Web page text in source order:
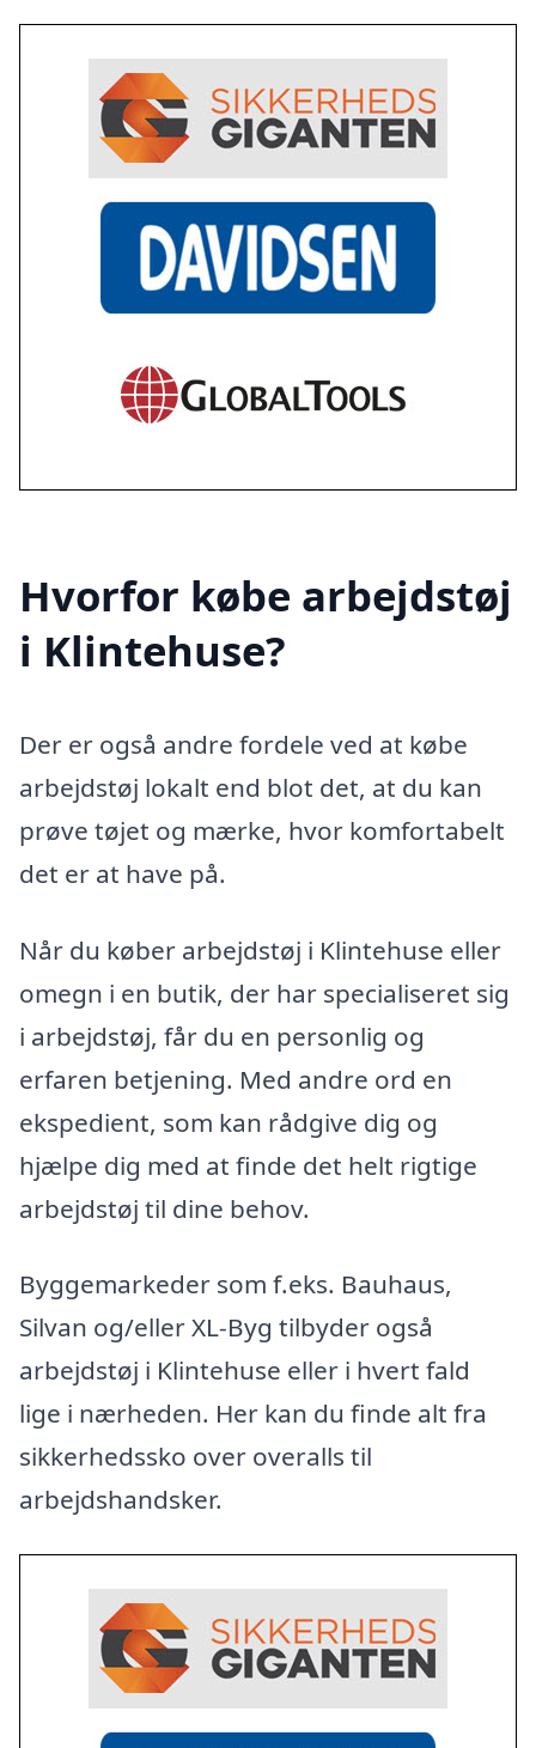
Hvorfor købe arbejdstøj
i Klintehuse?
Der er også andre fordele ved at købe
arbejdstøj lokalt end blot det, at du kan
prøve tøjet og mærke, hvor komfortabelt
det er at have på.
Når du køber arbejdstøj i Klintehuse eller
omegn i en butik, der har specialiseret sig
i arbejdstøj, får du en personlig og
erfaren betjening. Med andre ord en
ekspedient, som kan rådgive dig og
hjælpe dig med at finde det helt rigtige
arbejdstøj til dine behov.
Byggemarkeder som f.eks. Bauhaus,
Silvan og/eller XL-Byg tilbyder også
arbejdstøj i Klintehuse eller i hvert fald
lige i nærheden. Her kan du finde alt fra
sikkerhedssko over overalls til
arbejdshandsker.